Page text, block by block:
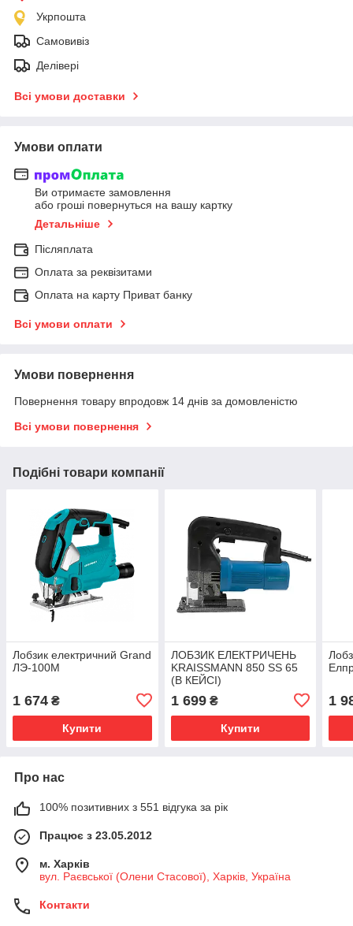
Укрпошта
Самовивіз
Делівері
Всі умови доставки
Умови оплати
Ви отримаєте замовлення
або гроші повернуться на вашу картку
Детальніше
Післяплата
Оплата за реквізитами
Оплата на карту Приват банку
Всі умови оплати
Умови повернення
Повернення товару впродовж 14 днів за домовленістю
Всі умови повернення
Подібні товари компанії
Лобзик електричний Grand
ЛЭ-100М
1 674 ₴
Купити
ЛОБЗИК ЕЛЕКТРИЧЕНЬ
KRAISSMANN 850 SS 65
(В КЕЙСІ)
1 699₴
Купити
1
Про нас
100% позитивних з 551 відгука за рік
Працює з 23.05.2012
м. Харків
вул. Раєвської (Олени Стасової), Харків, Україна
Контакти